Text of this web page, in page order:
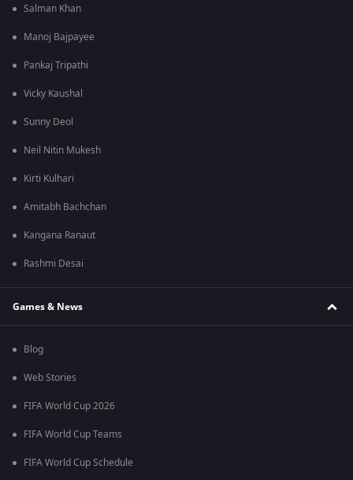
Salman Khan
Manoj Bajpayee
Pankaj Tripathi
Vicky Kaushal
Sunny Deol
Neil Nitin Mukesh
Kirti Kulhari
Amitabh Bachchan
Kangana Ranaut
Rashmi Desai
Games & News
Blog
Web Stories
FIFA World Cup 2026
FIFA World Cup Teams
FIFA World Cup Schedule